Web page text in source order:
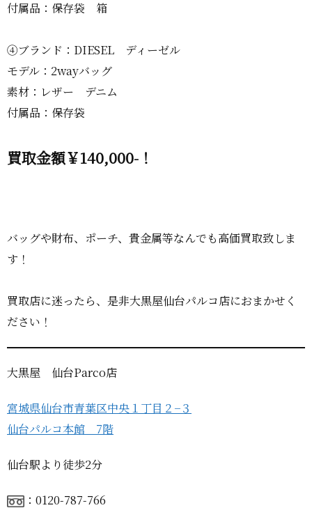
付属品：保存袋 箱
④ブランド：DIESEL ディーゼル
モデル：2wayバッグ
素材：レザー デニム
付属品：保存袋
買取金額￥140,000-！
バッグや財布、ポーチ、貴金属等なんでも高価買取致しま
す！
買取店に迷ったら、是非大黒屋仙台パルコ店におまかせく
ださい！
大黒屋 仙台Parco店
宮城県仙台市青葉区中央１丁目２−３
仙台パルコ本館 7階
仙台駅より徒歩2分
：0120-787-766